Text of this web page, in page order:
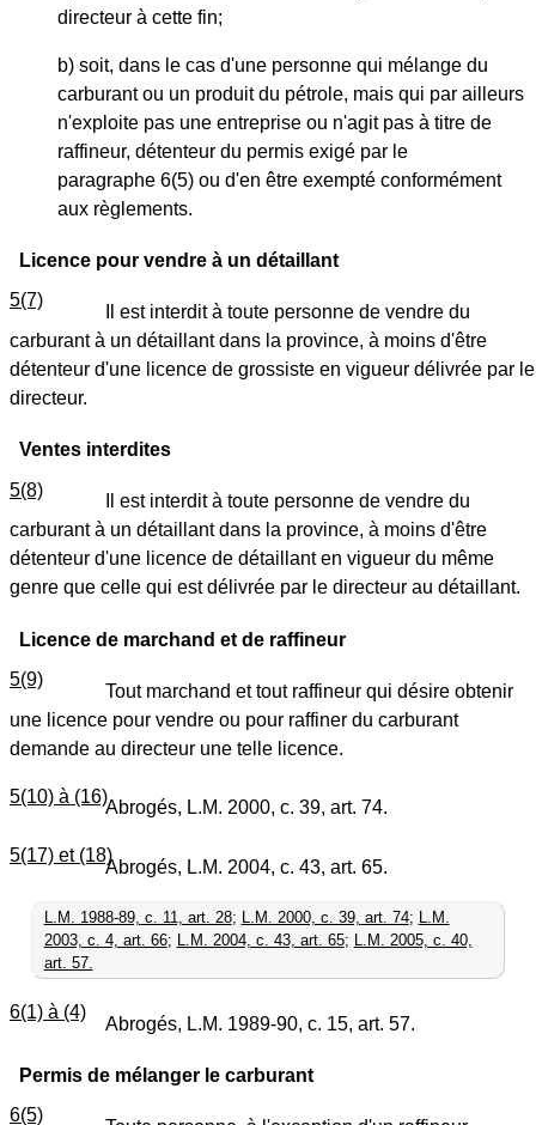
directeur à cette fin;
b) soit, dans le cas d'une personne qui mélange du
carburant ou un produit du pétrole, mais qui par ailleurs
n'exploite pas une entreprise ou n'agit pas à titre de
raffineur, détenteur du permis exigé par le
paragraphe 6(5) ou d'en être exempté conformément
aux règlements.
Licence pour vendre à un détaillant
5(7)
Il est interdit à toute personne de vendre du
carburant à un détaillant dans la province, à moins d'être
détenteur d'une licence de grossiste en vigueur délivrée par le
directeur.
Ventes interdites
5(8)
Il est interdit à toute personne de vendre du
carburant à un détaillant dans la province, à moins d'être
détenteur d'une licence de détaillant en vigueur du même
genre que celle qui est délivrée par le directeur au détaillant.
Licence de marchand et de raffineur
5(9)
Tout marchand et tout raffineur qui désire obtenir
une licence pour vendre ou pour raffiner du carburant
demande au directeur une telle licence.
5(10) à (16)
Abrogés, L.M. 2000, c. 39, art. 74.
5(17) et (18)
Abrogés, L.M. 2004, c. 43, art. 65.
L.M. 1988-89, c. 11, art. 28; L.M. 2000, c. 39, art. 74; L.M.
2003, c. 4, art. 66; L.M. 2004, c. 43, art. 65; L.M. 2005, c. 40,
art. 57.
6(1) à (4)
Abrogés, L.M. 1989-90, c. 15, art. 57.
Permis de mélanger le carburant
6(5)